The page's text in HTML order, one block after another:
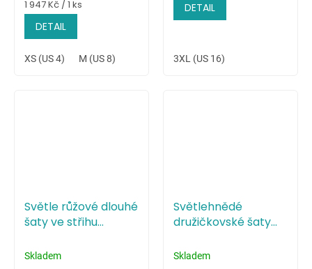
Měrná
cena:
1 947 Kč / 1 ks
DETAIL
XS (US 4) M (US 8)
DETAIL
3XL (US 16)
Světle růžové dlouhé
šaty ve střihu
Skladem
Světlehnědé
družičkovské šaty
stylu
Skladem